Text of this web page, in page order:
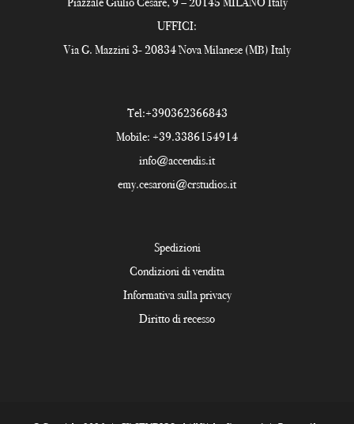
UFFICI:
Via G. Mazzini 3- 20834 Nova Milanese (MB) Italy
Tel:+390362366843
Mobile: +39.3386154914
info@accendis.it
emy.cesaroni@crstudios.it
Spedizioni
Condizioni di vendita
Informativa sulla privacy
Diritto di recesso